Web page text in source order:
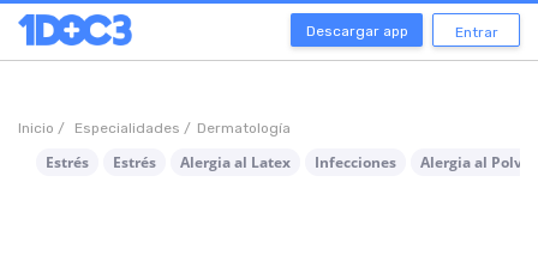
Descargar app Entrar
Inicio / Especialidades / Dermatología
Estrés Estrés Alergia al Latex Infecciones Alergia al Polvo